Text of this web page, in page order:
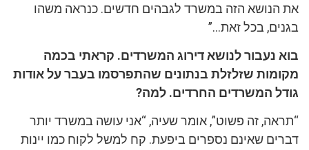
את הנושא הזה במשרד לגבהים חדשים. כנראה משהו
בגנים, בכל זאת…”
בוא נעבור לנושא דירוג המשרדים. קראתי בכמה
מקומות שזלזלת בנתונים שהתפרסמו בעבר על אודות
גודל המשרדים החרדים. למה?
“תראה, זה פשוט”, אומר שעיה, “אני עושה במשרד יותר
דברים שאינם נספרים ביפעת. קח למשל לקוח כמו יינות